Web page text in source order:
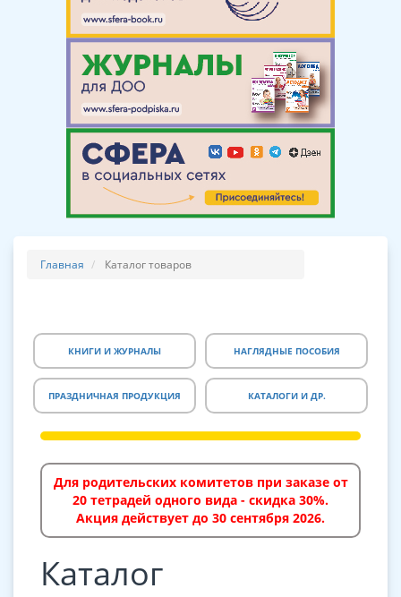
Главная Каталог товаров
КНИГИ И ЖУРНАЛЫ НАГЛЯДНЫЕ ПОСОБИЯ
ПРАЗДНИЧНАЯ ПРОДУКЦИЯ КАТАЛОГИ И ДР.
Для родительских комитетов при заказе от
20 тетрадей одного вида - скидка 30%.
Акция действует до 30 сентября 2026.
Каталог